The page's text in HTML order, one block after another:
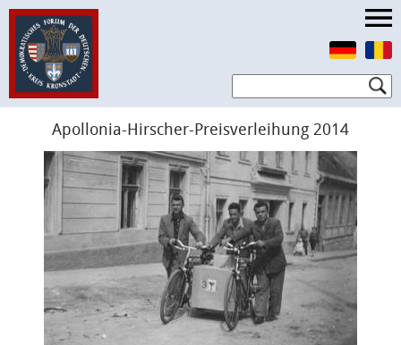
Apollonia-Hirscher-Preisverleihung 2014